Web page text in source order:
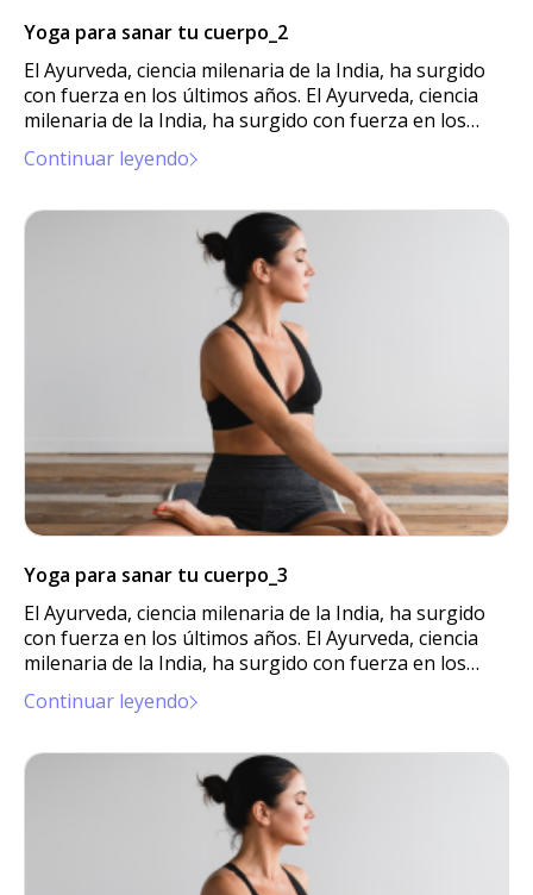
Yoga para sanar tu cuerpo_2
El Ayurveda, ciencia milenaria de la India, ha surgido
con fuerza en los últimos años. El Ayurveda, ciencia
milenaria de la India, ha surgido con fuerza en los
últimos años.
Continuar leyendo
Yoga para sanar tu cuerpo_3
El Ayurveda, ciencia milenaria de la India, ha surgido
con fuerza en los últimos años. El Ayurveda, ciencia
milenaria de la India, ha surgido con fuerza en los
últimos años.
Continuar leyendo